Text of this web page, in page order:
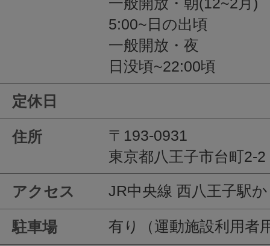
5:00~日の出頃
一般開放・夜
日没頃~22:00頃
定休日
住所
〒193-0931
東京都八王子市台町2-2
アクセス JR中央線 西八王子駅
駐車場 有り（運動施設利用者